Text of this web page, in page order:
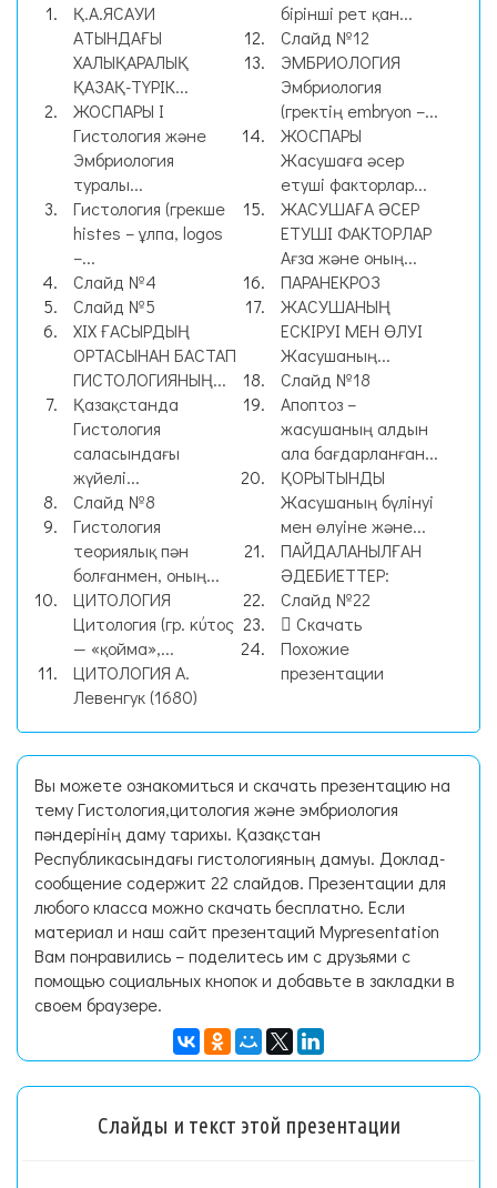
Қ.А.ЯСАУИ
АТЫНДАҒЫ
ХАЛЫҚАРАЛЫҚ
ҚАЗАҚ-ТҮРІК...
ЖОСПАРЫ I
Гистология және
Эмбриология
туралы...
Гистология (грекше
histes – ұлпа, logos
–...
Слайд №4
Слайд №5
XIX ҒАСЫРДЫҢ
ОРТАСЫНАН БАСТАП
ГИСТОЛОГИЯНЫҢ...
Қазақстанда
Гистология
саласындағы
жүйелі...
Слайд №8
Гистология
теориялық пән
болғанмен, оның...
ЦИТОЛОГИЯ
Цитология (гр. κύτος
— «қойма»,...
ЦИТОЛОГИЯ А.
Левенгук (1680)
бірінші рет қан...
Слайд №12
ЭМБРИОЛОГИЯ
Эмбриология
(гректің embryon –...
ЖОСПАРЫ
Жасушаға әсер
етуші факторлар...
ЖАСУШАҒА ӘСЕР
ЕТУШІ ФАКТОРЛАР
Ағза және оның...
ПАРАНЕКРОЗ
ЖАСУШАНЫҢ
ЕСКІРУІ МЕН ӨЛУІ
Жасушаның...
Слайд №18
Апоптоз –
жасушаның алдын
ала бағдарланған...
ҚОРЫТЫНДЫ
Жасушаның бүлінуі
мен өлуіне және...
ПАЙДАЛАНЫЛҒАН
ӘДЕБИЕТТЕР:
Слайд №22
Скачать
Похожие
презентации
Вы можете ознакомиться и скачать презентацию на
тему Гистология,цитология және эмбриология
пәндерінің даму тарихы. Қазақстан
Республикасындағы гистологияның дамуы. Доклад-
сообщение содержит 22 слайдов. Презентации для
любого класса можно скачать бесплатно. Если
материал и наш сайт презентаций Mypresentation
Вам понравились – поделитесь им с друзьями с
помощью социальных кнопок и добавьте в закладки в
своем браузере.
Слайды и текст этой презентации